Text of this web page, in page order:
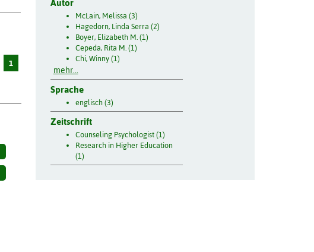
1
Autor
McLain, Melissa (3)
Hagedorn, Linda Serra (2)
Boyer, Elizabeth M. (1)
Cepeda, Rita M. (1)
Chi, Winny (1)
mehr...
Sprache
englisch (3)
Zeitschrift
Counseling Psychologist (1)
Research in Higher Education
(1)